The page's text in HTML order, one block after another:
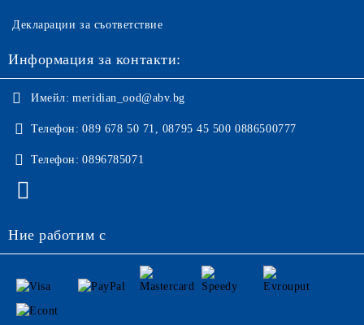
Декларации за съответствие
Информация за контакти:
Имейл: meridian_ood@abv.bg
Телефон: 089 678 50 71, 08795 45 500 0886500777
Телефон: 0896785071
Ние работим с